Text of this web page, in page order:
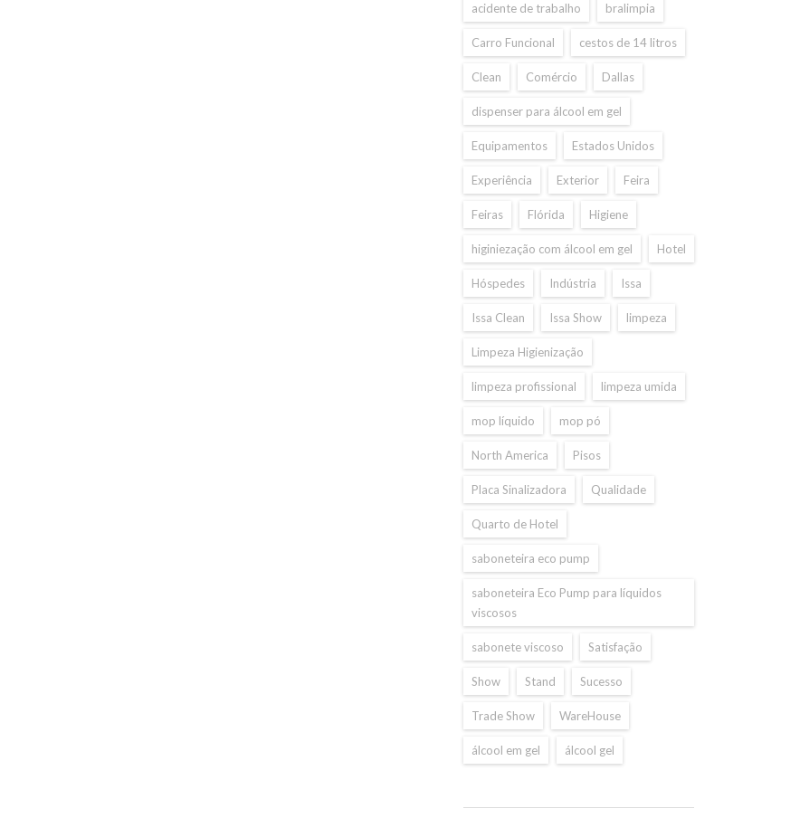
acidente de trabalho bralimpia
Carro Funcional cestos de 14 litros
Clean Comércio Dallas
dispenser para álcool em gel
Equipamentos Estados Unidos
Experiência Exterior Feira
Feiras Flórida Higiene
higiniezação com álcool em gel Hotel
Hóspedes Indústria Issa
Issa Clean Issa Show limpeza
Limpeza Higienização
limpeza profissional limpeza umida
mop líquido mop pó
North America Pisos
Placa Sinalizadora Qualidade
Quarto de Hotel
saboneteira eco pump
saboneteira Eco Pump para líquidos
viscosos
sabonete viscoso Satisfação
Show Stand Sucesso
Trade Show WareHouse
álcool em gel álcool gel